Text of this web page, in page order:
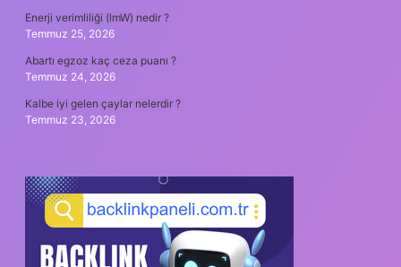
Enerji verimliliği (lmW) nedir ?
Temmuz 25, 2026
Abartı egzoz kaç ceza puanı ?
Temmuz 24, 2026
Kalbe iyi gelen çaylar nelerdir ?
Temmuz 23, 2026